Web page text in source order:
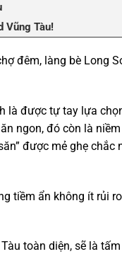
Vũng Tàu!
đêm, làng bè Long
là được tự tay lựa
ngon, đó còn là
được mẻ ghẹ
tiềm ẩn không ít rủi
toàn diện, sẽ là